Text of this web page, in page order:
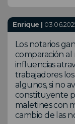
Enrique |
Los notarios
comparación al
influencias
trabajadores
algunos, si no
constituyente
maletines con
cambio de las